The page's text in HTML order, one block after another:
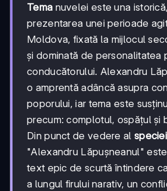
Tema nuvelei este una
prezentarea unei perioade
Moldova, fixată la mijlocul
și dominată de personalitatea
conducătorului. Alexandru
o amprentă adâncă asupra
poporului, iar tema este
precum: complotul, ospățul și
Din punct de vedere al
"Alexandru Lăpușneanul"
text epic de scurtă întindere
a lungul firului narativ, un